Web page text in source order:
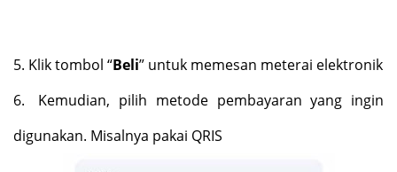
5. Klik tombol “Beli” untuk memesan meterai elektronik
6.
Kemudian, pilih metode pembayaran yang ingin
digunakan. Misalnya pakai QRIS